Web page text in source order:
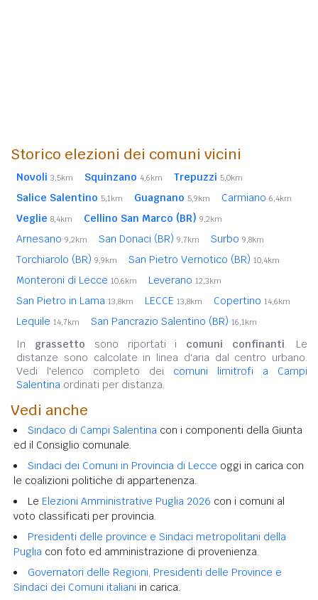
Storico elezioni dei comuni vicini
Novoli 3,5km Squinzano 4,6km Trepuzzi 5,0km
Salice Salentino 5,1km Guagnano 5,9km Carmiano 6,4km
Veglie 8,4km Cellino San Marco (BR) 9,2km
Arnesano 9,2km San Donaci (BR) 9,7km Surbo 9,8km
Torchiarolo (BR) 9,9km San Pietro Vernotico (BR) 10,4km
Monteroni di Lecce 10,6km Leverano 12,3km
San Pietro in Lama 13,8km LECCE 13,8km Copertino 14,6km
Lequile 14,7km San Pancrazio Salentino (BR) 16,1km
In grassetto sono riportati i comuni confinanti. Le
distanze sono calcolate in linea d'aria dal centro urbano.
Vedi l'elenco completo dei comuni limitrofi a Campi
Salentina ordinati per distanza.
Vedi anche
Sindaco di Campi Salentina con i componenti della Giunta
ed il Consiglio comunale.
Sindaci dei Comuni in Provincia di Lecce oggi in carica con
le coalizioni politiche di appartenenza.
Le Elezioni Amministrative Puglia 2026 con i comuni al
voto classificati per provincia.
Presidenti delle province e Sindaci metropolitani della
Puglia con foto ed amministrazione di provenienza.
Governatori delle Regioni, Presidenti delle Province e
Sindaci dei Comuni italiani in carica.